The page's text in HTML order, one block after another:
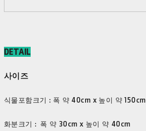
DETAIL
사이즈
식물포함크기 : 폭 약 40cm x 높이 약 150cm
화분크기 : 폭 약 30cm x 높이 약 40cm